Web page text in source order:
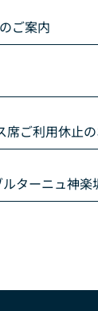
ご案内
席ご利用休止
ルターニュ神